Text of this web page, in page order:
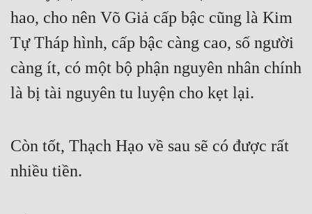
Tính Cách Nhân Vật :
Sát Phạt Quyết Đoán
Vô Sỉ
hao, cho nên Võ Giả cấp bậc cũng là Kim
Tự Tháp hình, cấp bậc càng cao, số người
càng ít, có một bộ phận nguyên nhân chính
là bị tài nguyên tu luyện cho kẹt lại.
Còn tốt, Thạch Hạo về sau sẽ có được rất
nhiều tiền.